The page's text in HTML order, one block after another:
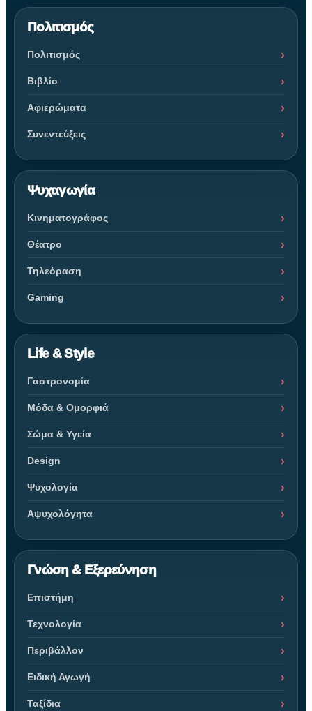
Πολιτισμός
Πολιτισμός
Βιβλίο
Αφιερώματα
Συνεντεύξεις
Ψυχαγωγία
Κινηματογράφος
Θέατρο
Τηλεόραση
Gaming
Life & Style
Γαστρονομία
Μόδα & Ομορφιά
Σώμα & Υγεία
Design
Ψυχολογία
Αψυχολόγητα
Γνώση & Εξερεύνηση
Επιστήμη
Τεχνολογία
Περιβάλλον
Ειδική Αγωγή
Ταξίδια